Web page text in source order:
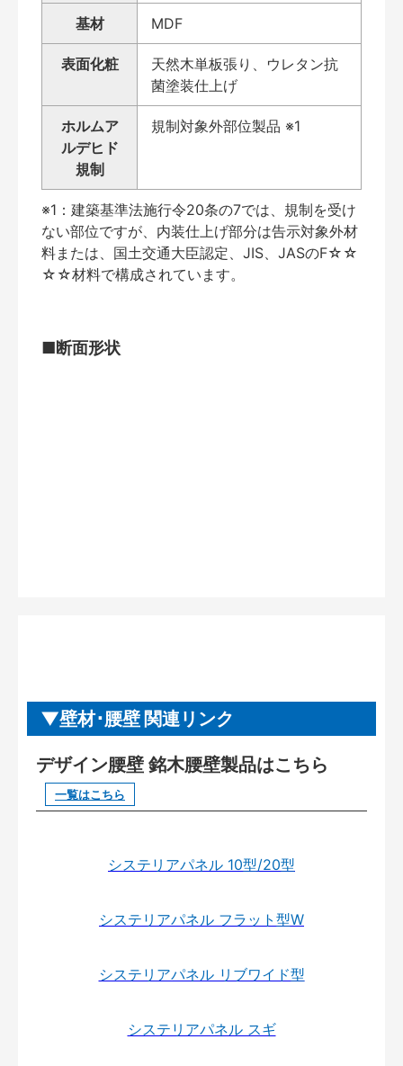
基材 MDF
表面化粧
天然木単板張り、ウレタン抗
菌塗装仕上げ
ホルムア
ルデヒド
規制
規制対象外部位製品 ※1
※1：建築基準法施行令20条の7では、規制を受け
ない部位ですが、内装仕上げ部分は告示対象外材
料または、国土交通大臣認定、JIS、JASのF☆☆
☆☆材料で構成されています。
■断面形状
壁材･腰壁 関連リンク
デザイン腰壁 銘木腰壁製品はこちら
一覧はこちら
システリアパネル 10型/20型
システリアパネル フラット型W
システリアパネル リブワイド型
システリアパネル スギ